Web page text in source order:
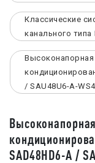
Классические
канального типа
Высоконапорная
/ SAU48U6-A-
SAD48HD6-A /